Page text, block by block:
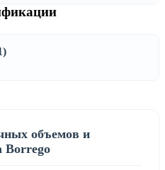
объемов и
Borrego